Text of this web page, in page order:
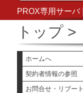
PROX専用サーバ
トップ>
ホームへ
契約者情報の参照
お問合せ・リブート
総合トップ